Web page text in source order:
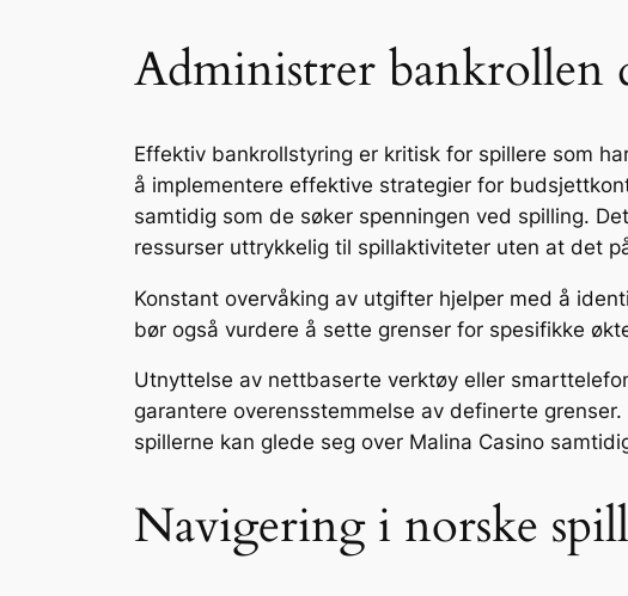
Administrer bankrollen
Effektiv bankrollstyring er kritisk for spillere som
å implementere effektive strategier for
samtidig som de søker spenningen ved spilling.
ressurser uttrykkelig til spillaktiviteter uten at det
Konstant overvåking av utgifter hjelper med å
bør også vurdere å sette grenser for spesifikke
Utnyttelse av nettbaserte verktøy eller
garantere overensstemmelse av definerte
spillerne kan glede seg over Malina Casino
Navigering i norske